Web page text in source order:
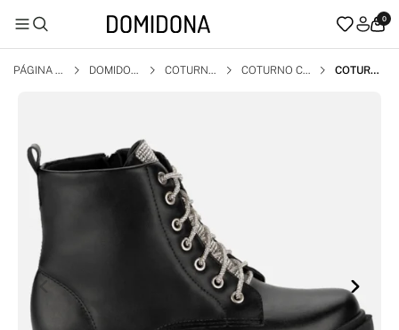
0
PÁGINA I
DOMIDON
COTURN
COTURNO CA
COTURN